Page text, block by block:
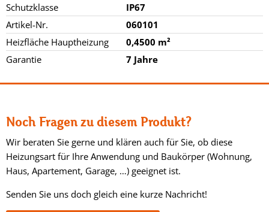
Schutzklasse
IP67
Artikel-Nr.
060101
Heizfläche Hauptheizung
0,4500 m²
Garantie
7 Jahre
Noch Fragen zu diesem Produkt?
Wir beraten Sie gerne und klären auch für Sie, ob diese
Heizungsart für Ihre Anwendung und Baukörper (Wohnung,
Haus, Apartement, Garage, …) geeignet ist.
Senden Sie uns doch gleich eine kurze Nachricht!